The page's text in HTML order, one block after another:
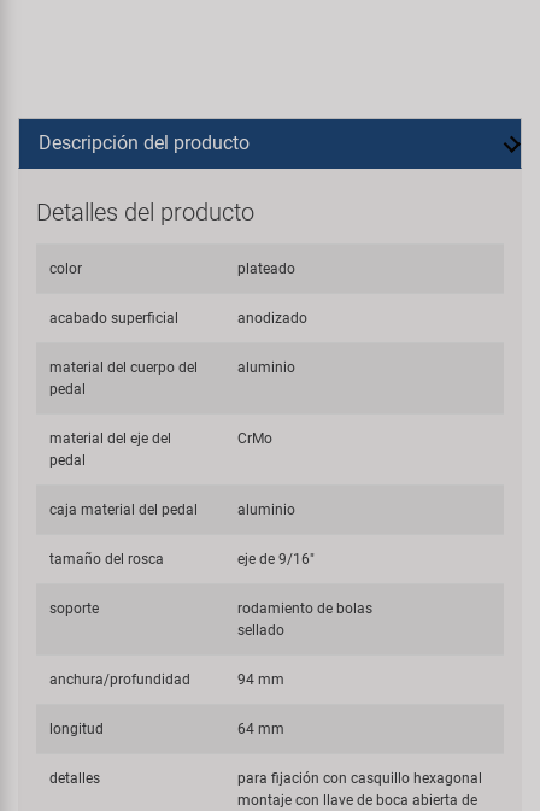
Descripción del producto
Detalles del producto
color plateado
acabado superficial anodizado
material del cuerpo del
pedal
aluminio
material del eje del
pedal
CrMo
caja material del pedal aluminio
tamaño del rosca eje de 9/16"
soporte
rodamiento de bolas
sellado
anchura/profundidad 94 mm
longitud 64 mm
detalles
para fijación con casquillo hexagonal
montaje con llave de boca abierta de